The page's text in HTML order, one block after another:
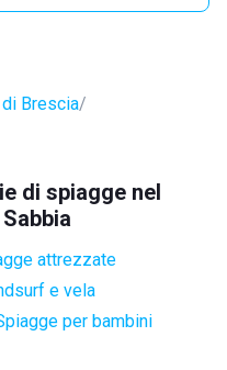
Brescia
di spiagge nel
attrezzate
e vela
per bambini